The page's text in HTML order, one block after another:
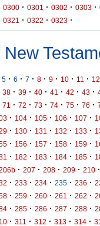
0300 · 0301 · 0302 · 0303 ·
0321 · 0322 · 0323 ·
New
5 · 6 · 7 · 8 · 9 · 10 · 11 · 12
38 · 39 · 40 · 41 · 42 · 43 ·
71 · 72 · 73 · 74 · 75 · 76 ·
· 104 · 105 · 106 · 107 ·
· 130 · 131 · 132 · 133 ·
· 156 · 157 · 158 · 159 ·
· 182 · 183 · 184 · 185 ·
· 207 · 208 · 209 · 210 ·
· 233 · 234 · 235 · 236 ·
· 259 · 260 · 261 · 262 ·
· 285 · 286 · 287 · 288 ·
· 311 · 312 · 313 · 314 ·